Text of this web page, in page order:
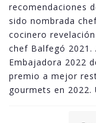
recomendaciones
sido nombrada
cocinero
chef Balfegó 2021.
Embajadora 2022
premio a mejor
gourmets en 2022.